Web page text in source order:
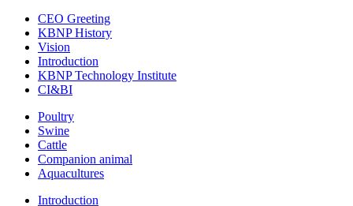
CEO Greeting
KBNP History
Vision
Introduction
KBNP Technology Institute
CI&BI
Poultry
Swine
Cattle
Companion animal
Aquacultures
Introduction